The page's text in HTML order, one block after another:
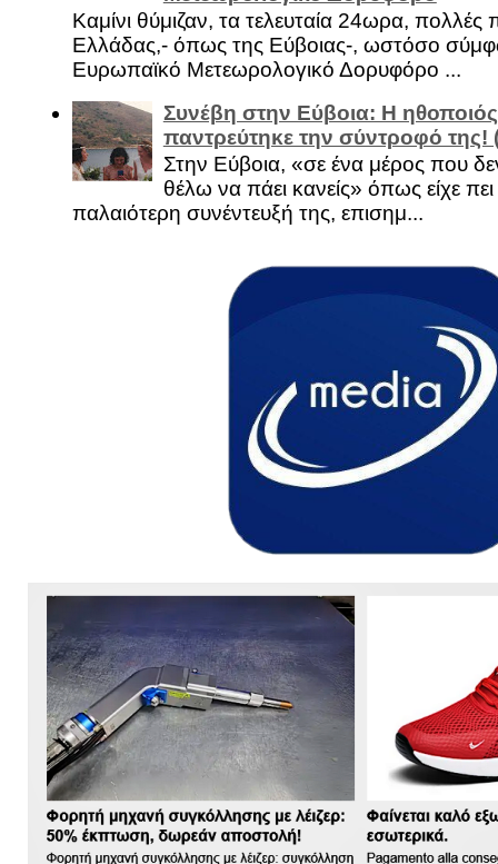
Καμίνι θύμιζαν, τα τελευταία 24ωρα, πολλές
Ελλάδας,- όπως της Εύβοιας-, ωστόσο
Ευρωπαϊκό Μετεωρολογικό Δορυφόρο ...
Συνέβη στην Εύβοια: Η
παντρεύτηκε την σύντροφό
Στην Εύβοια, «σε ένα μέρος που
θέλω να πάει κανείς» όπως είχε πει
παλαιότερη συνέντευξή της, επισημ...